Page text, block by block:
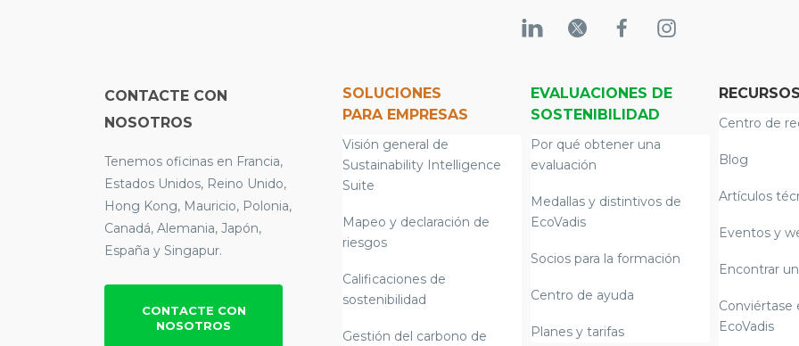
CONTACTE CON
NOSOTROS
Tenemos oficinas en Francia,
Estados Unidos, Reino Unido,
Hong Kong, Mauricio, Polonia,
Canadá, Alemania, Japón,
España y Singapur.
CONTACTE CON
NOSOTROS
SOLUCIONES
PARA EMPRESAS
Visión general de
Sustainability Intelligence
Suite
Mapeo y declaración de
riesgos
Calificaciones de
sostenibilidad
Gestión del carbono de
EVALUACIONES DE
SOSTENIBILIDAD
Por qué obtener una
evaluación
Medallas y distintivos de
EcoVadis
Socios para la formación
Centro de ayuda
Planes y tarifas
RECURSOS
Centro de
Blog
Artículos
Eventos y
Encontrar
Conviértase
EcoVadis